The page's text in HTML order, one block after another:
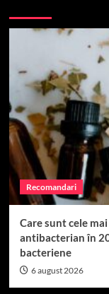
Recomandari
Care sunt cele
antibacterian în
bacteriene
6 august 2026